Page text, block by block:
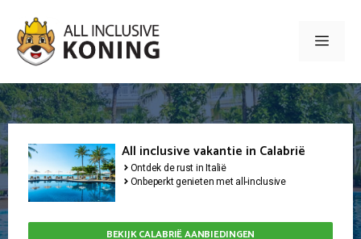
naar
inhoud
Menu
All inclusive vakantie in Calabrië
Ontdek de rust in Italië
Onbeperkt genieten met all-inclusive
BEKIJK CALABRIË AANBIEDINGEN